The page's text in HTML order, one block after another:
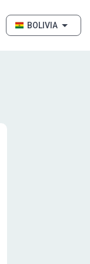
BOLIVIA